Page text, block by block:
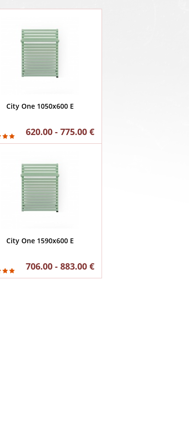
City One 1050x600 E
620.00 - 775.00 €
City One 1590x600 E
706.00 - 883.00 €